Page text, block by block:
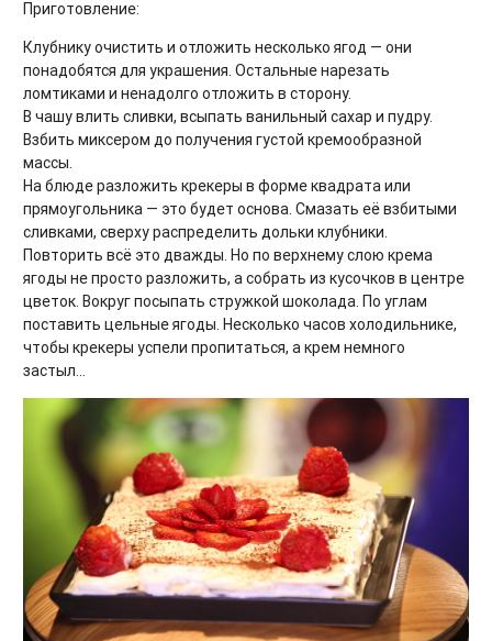
Приготовление:
Клубнику очистить и отложить несколько ягод — они
понадобятся для украшения. Остальные нарезать
ломтиками и ненадолго отложить в сторону.
В чашу влить сливки, всыпать ванильный сахар и пудру.
Взбить миксером до получения густой кремообразной
массы.
На блюде разложить крекеры в форме квадрата или
прямоугольника — это будет основа. Смазать её взбитыми
сливками, сверху распределить дольки клубники.
Повторить всё это дважды. Но по верхнему слою крема
ягоды не просто разложить, а собрать из кусочков в центре
цветок. Вокруг посыпать стружкой шоколада. По углам
поставить цельные ягоды. Несколько часов холодильнике,
чтобы крекеры успели пропитаться, а крем немного
застыл…